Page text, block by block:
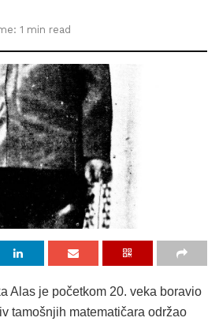
1 min read
Alas je početkom 20. veka boravio
tamošnjih matematičara održao